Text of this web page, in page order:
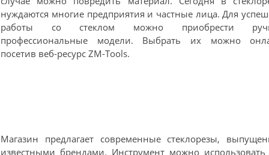
нуждаются многие предприятия и частные лица. Для
работы со стеклом можно приобрести
профессиональные модели. Выбрать их можно
посетив веб-ресурс ZM-Tools.
Магазин предлагает современные стеклорезы,
известными брендами. Инструмент можно использовать